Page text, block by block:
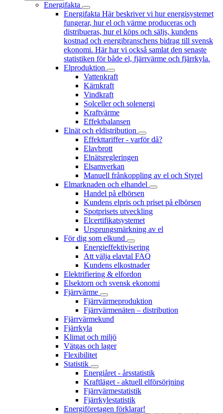
Energifakta
Energifakta Här beskriver vi hur energisystemet
fungerar, hur el och värme produceras och
distribueras, hur el köps och säljs, kundens
kostnad och energibranschens bidrag till svensk
ekonomi. Här har vi också samlat den senaste
statistiken för både el, fjärrvärme och fjärrkyla.
Elproduktion
Vattenkraft
Kärnkraft
Vindkraft
Solceller och solenergi
Kraftvärme
Effektbalansen
Elnät och eldistribution
Effekttariffer - varför då?
Elavbrott
Elnätsregleringen
Elsamverkan
Manuell frånkoppling av el och Styrel
Elmarknaden och elhandel
Handel på elbörsen
Kundens elpris och priset på elbörsen
Spotprisets utveckling
Elcertifikatsystemet
Ursprungsmärkning av el
För dig som elkund
Energieffektivisering
Att välja elavtal FAQ
Kundens elkostnader
Elektrifiering & elfordon
Elsektorn och svensk ekonomi
Fjärrvärme
Fjärrvärmeproduktion
Fjärrvärmenäten – distribution
Fjärrvärmekund
Fjärrkyla
Klimat och miljö
Vätgas och lager
Flexibilitet
Statistik
Energiåret - årsstatistik
Kraftläget - aktuell elförsörjning
Fjärrvärmestatistik
Fjärrkylestatistik
Energiföretagen förklarar!